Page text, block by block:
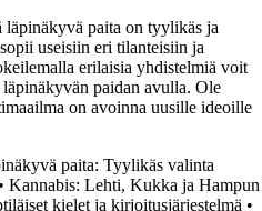
läpinäkyvä paita on tyylikäs ja
useisiin eri tilanteisiin ja
erilaisia yhdistelmiä voit
paidan avulla. Ole
on avoinna uusille ideoille
paita: Tyylikäs valinta
• Kannabis: Lehti, Kukka ja Hampun
kielet ja kirjoitusjärjestelmä •